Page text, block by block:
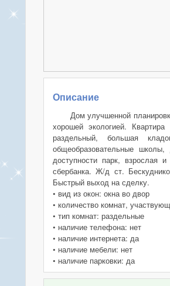
Описание
Дом улучшенной
хорошей экологией.
раздельный, большая
общеобразовательные
доступности парк, взрослая
сбербанка. Ж/д ст.
Быстрый выход на сделку.
• вид из окон: окна во двор
• количество комнат,
• тип комнат: раздельные
• наличие телефона: нет
• наличие интернета: да
• наличие мебели: нет
• наличие парковки: да